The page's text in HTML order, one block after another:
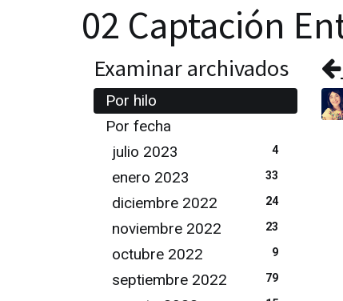
02 Captación
Examinar archivados
Por hilo
Por fecha
julio 2023
4
enero 2023 33
diciembre 2022 24
noviembre 2022 23
octubre 2022 9
septiembre 2022 79